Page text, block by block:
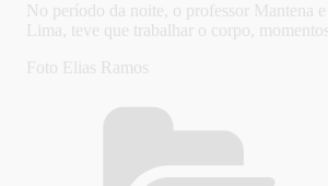
No período da noite, o professor Mantena
Lima, teve que trabalhar o corpo,
Foto Elias Ramos